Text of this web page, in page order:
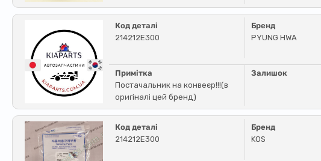
Код деталі
214212E300
Бренд
PYUNG HWA
Примітка
Постачальник на конвеєр!!!(в
оригіналі цей бренд)
Залишок
Код деталі
214212E300
Бренд
KOS